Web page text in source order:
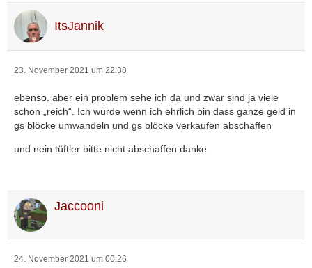
ItsJannik
23. November 2021 um 22:38
ebenso. aber ein problem sehe ich da und zwar sind ja viele
schon „reich“. Ich würde wenn ich ehrlich bin dass ganze geld in
gs blöcke umwandeln und gs blöcke verkaufen abschaffen
und nein tüftler bitte nicht abschaffen danke
Jaccooni
24. November 2021 um 00:26